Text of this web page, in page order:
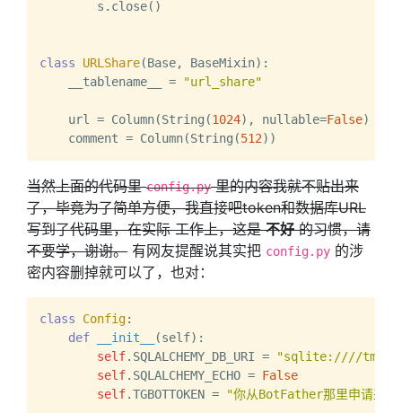
        s.close()
class URLShare(Base, BaseMixin):
    __tablename__ =
"url_share"
    url = Column(String(
1024), nullable=False)
    comment = Column(String(
512
当然上面的代码里config.py里的内容我就不贴出来
了，毕竟为了简单方便，我直接吧token和数据库URL
写到了代码里，在实际 工作上，这是不好的习惯，请
不要学，谢谢。 有网友提醒说其实把 config.py 的涉
密内容删掉就可以了，也对：
class Config:
def
__init__ (self):
self.SQLALCHEMY_DB_URI =
"sqlite:////tmp/
self.SQLALCHEMY_ECHO = False
self.TGBOTTOKEN = "你从BotFather那里申请来